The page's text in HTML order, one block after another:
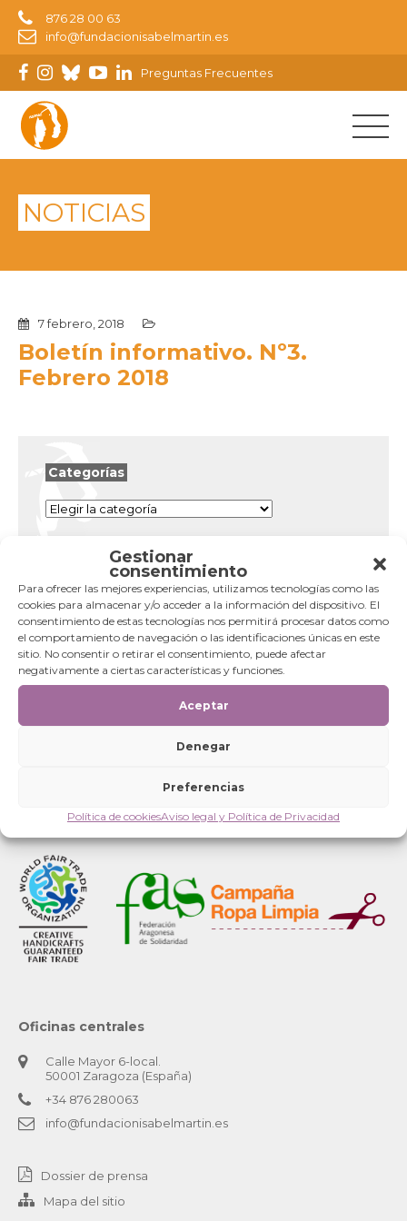
Gestionar
consentimiento
Para ofrecer las mejores experiencias, utilizamos tecnologías como las
cookies para almacenar y/o acceder a la información del dispositivo. El
consentimiento de estas tecnologías nos permitirá procesar datos como
el comportamiento de navegación o las identificaciones únicas en este
sitio. No consentir o retirar el consentimiento, puede afectar
negativamente a ciertas características y funciones.
Aceptar
Denegar
Preferencias
Política de cookiesAviso legal y Política de Privacidad
876 28 00 63
info@fundacionisabelmartin.es
Preguntas Frecuentes
NOTICIAS
7 febrero, 2018
Boletín informativo. Nº3.
Febrero 2018
Categorías
Categorías
Oficinas centrales
Calle Mayor 6-local.
50001 Zaragoza (España)
+34 876 280063
info@fundacionisabelmartin.es
Dossier de prensa
Mapa del sitio